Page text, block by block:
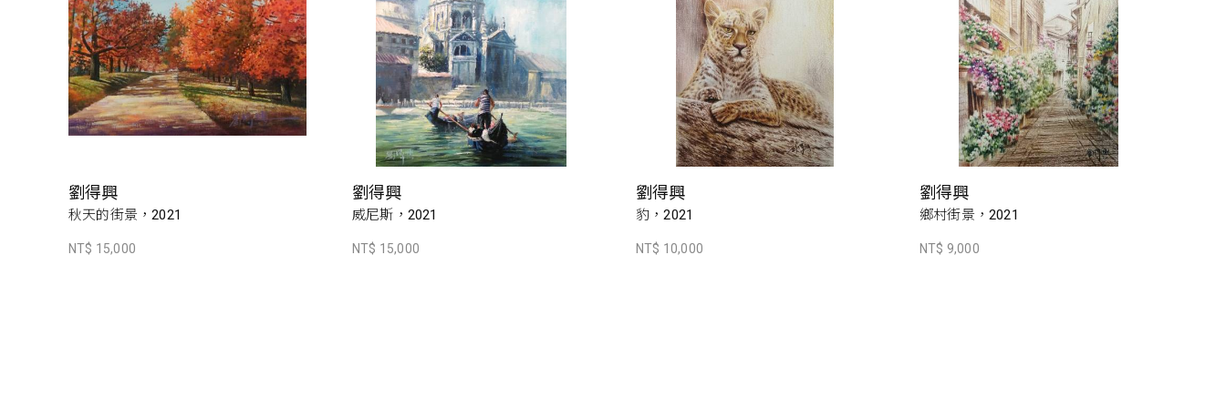
劉得興
秋天的街景，2021
NT$ 15,000
劉得興
威尼斯，2021
NT$ 15,000
劉得興
豹，2021
NT$ 10,000
劉得興
鄉村街景，2021
NT$ 9,000